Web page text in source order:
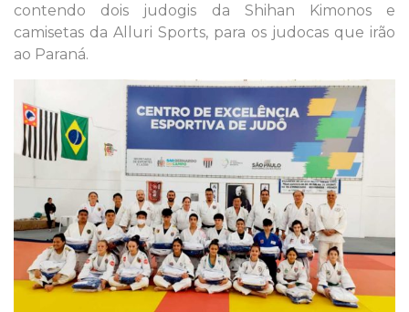
contendo dois judogis da Shihan Kimonos e
camisetas da Alluri Sports, para os judocas que irão
ao Paraná.